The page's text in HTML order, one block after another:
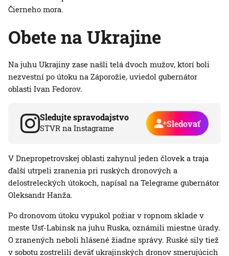
Čierneho mora.
Obete na Ukrajine
Na juhu Ukrajiny zase našli telá dvoch mužov, ktorí boli
nezvestní po útoku na Záporožie, uviedol gubernátor
oblasti Ivan Fedorov.
Sledujte spravodajstvo
STVR na Instagrame Sledovať
V Dnepropetrovskej oblasti zahynul jeden človek a traja
ďalší utrpeli zranenia pri ruských dronových a
delostreleckých útokoch, napísal na Telegrame gubernátor
Oleksandr Hanža.
Po dronovom útoku vypukol požiar v ropnom sklade v
meste Usť-Labinsk na juhu Ruska, oznámili miestne úrady.
O zranených neboli hlásené žiadne správy. Ruské sily tiež
v sobotu zostrelili deväť ukrajinských dronov smerujúcich